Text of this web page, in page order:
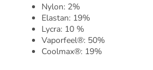
Nylon: 2%
Elastan: 19%
Lycra: 10 %
Vaporfeel®: 50%
Coolmax®: 19%